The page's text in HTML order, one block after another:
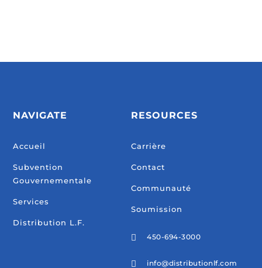
NAVIGATE
Accueil
Subvention
Gouvernementale
Services
Distribution L.F.
RESOURCES
Carrière
Contact
Communauté
Soumission
 450-694-3000
 info@distributionlf.com